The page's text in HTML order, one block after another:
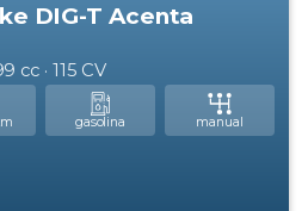
DIG-T Acenta
cc · 115 CV
gasolina manual